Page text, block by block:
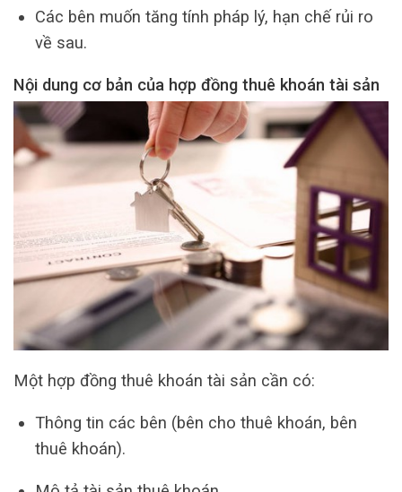
Các bên muốn tăng tính pháp lý, hạn chế rủi ro
về sau.
Nội dung cơ bản của hợp đồng thuê khoán tài sản
Một hợp đồng thuê khoán tài sản cần có:
Thông tin các bên (bên cho thuê khoán, bên
thuê khoán).